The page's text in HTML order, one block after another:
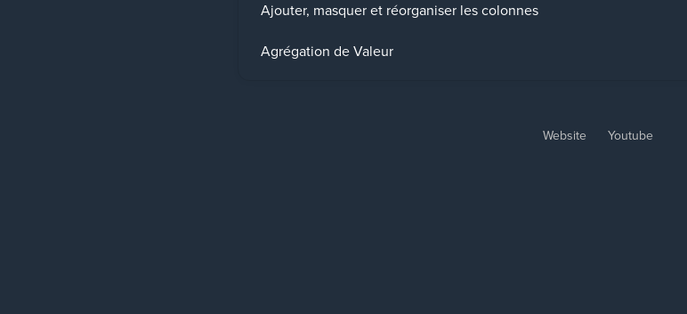
Ajouter, masquer et réorganiser les colonnes
Agrégation de Valeur
Website Youtube